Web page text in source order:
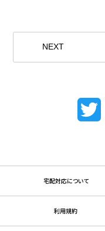
NEXT
宅配対応について
利用規約